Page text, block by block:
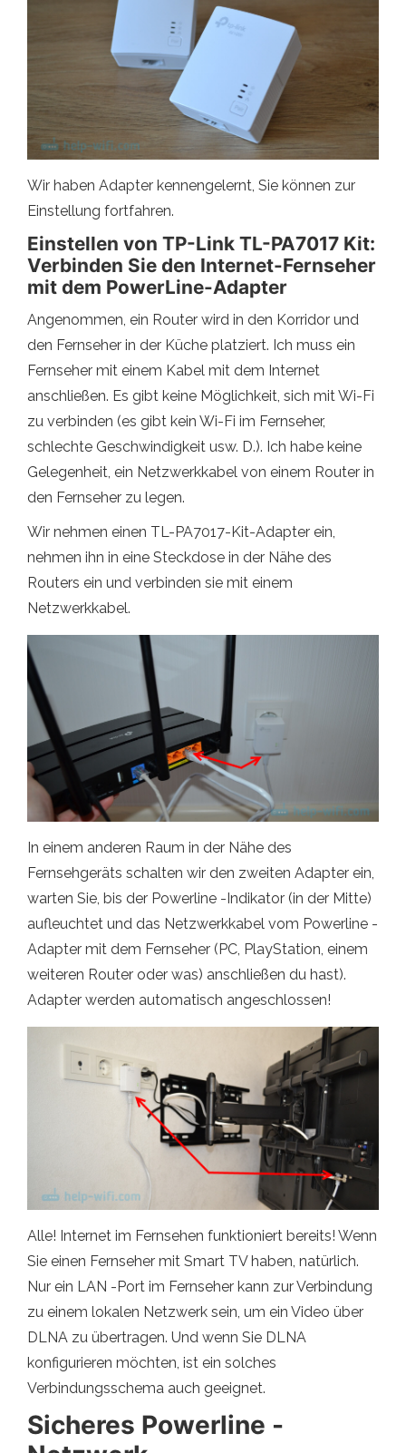
Wir haben Adapter kennengelernt, Sie können zur
Einstellung fortfahren.
Einstellen von TP-Link TL-PA7017 Kit:
Verbinden Sie den Internet-Fernseher
mit dem PowerLine-Adapter
Angenommen, ein Router wird in den Korridor und
den Fernseher in der Küche platziert. Ich muss ein
Fernseher mit einem Kabel mit dem Internet
anschließen. Es gibt keine Möglichkeit, sich mit Wi-Fi
zu verbinden (es gibt kein Wi-Fi im Fernseher,
schlechte Geschwindigkeit usw. D.). Ich habe keine
Gelegenheit, ein Netzwerkkabel von einem Router in
den Fernseher zu legen.
Wir nehmen einen TL-PA7017-Kit-Adapter ein,
nehmen ihn in eine Steckdose in der Nähe des
Routers ein und verbinden sie mit einem
Netzwerkkabel.
In einem anderen Raum in der Nähe des
Fernsehgeräts schalten wir den zweiten Adapter ein,
warten Sie, bis der Powerline -Indikator (in der Mitte)
aufleuchtet und das Netzwerkkabel vom Powerline -
Adapter mit dem Fernseher (PC, PlayStation, einem
weiteren Router oder was) anschließen du hast).
Adapter werden automatisch angeschlossen!
Alle! Internet im Fernsehen funktioniert bereits! Wenn
Sie einen Fernseher mit Smart TV haben, natürlich.
Nur ein LAN -Port im Fernseher kann zur Verbindung
zu einem lokalen Netzwerk sein, um ein Video über
DLNA zu übertragen. Und wenn Sie DLNA
konfigurieren möchten, ist ein solches
Verbindungsschema auch geeignet.
Sicheres Powerline -